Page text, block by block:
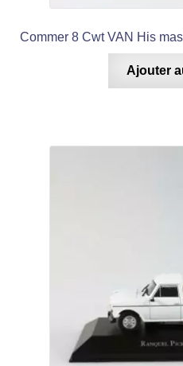
Commer 8 Cwt VAN His
Ajouter